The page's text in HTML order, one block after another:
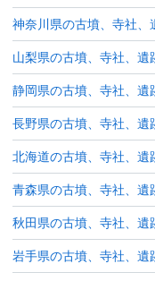
神奈川県の古墳、寺社、
山梨県の古墳、寺社、遺
静岡県の古墳、寺社、遺
長野県の古墳、寺社、遺
北海道の古墳、寺社、遺
青森県の古墳、寺社、遺
秋田県の古墳、寺社、遺
岩手県の古墳、寺社、遺